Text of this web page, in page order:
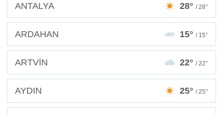
ANTALYA 28° / 28°
ARDAHAN 15° / 15°
ARTVİN 22° / 22°
AYDIN 25° / 25°